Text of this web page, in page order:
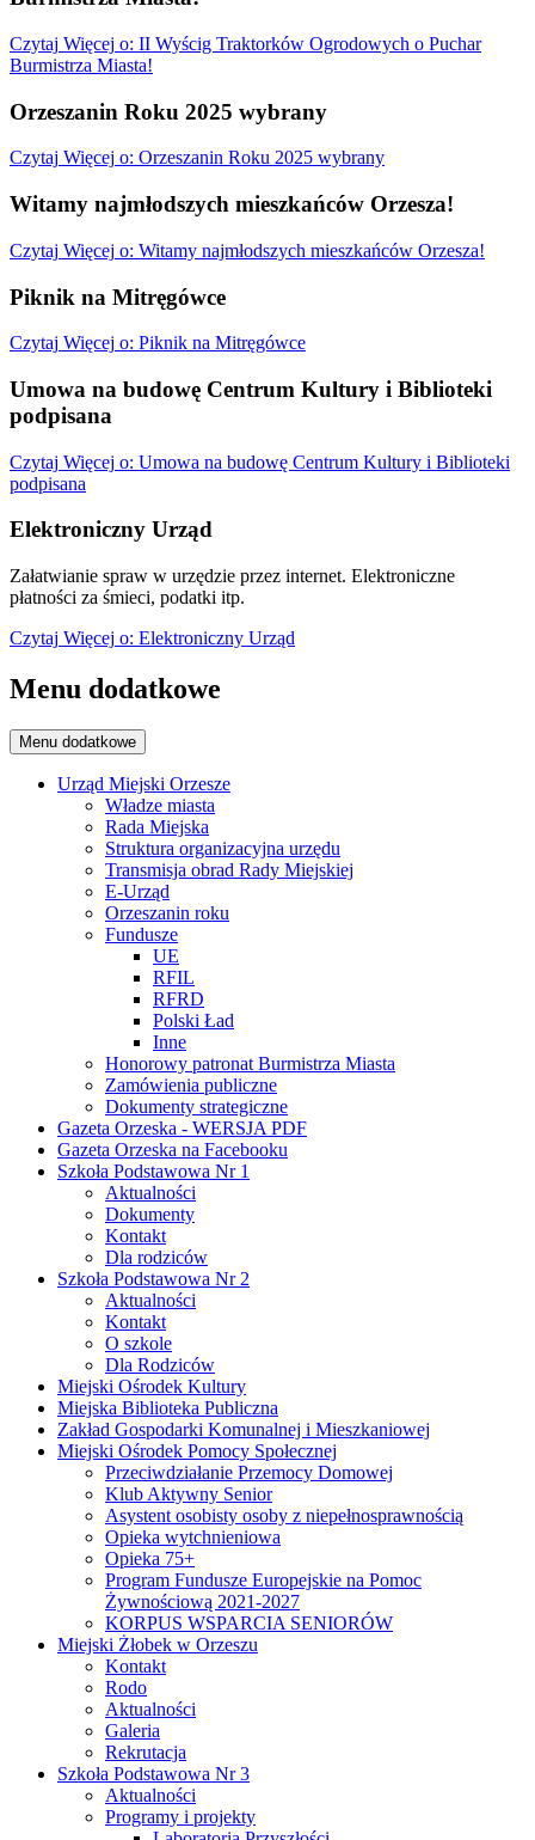
Czytaj Więcej o: II Wyścig Traktorków Ogrodowych o Puchar
Burmistrza Miasta!
Orzeszanin Roku 2025 wybrany
Czytaj Więcej o: Orzeszanin Roku 2025 wybrany
Witamy najmłodszych mieszkańców Orzesza!
Czytaj Więcej o: Witamy najmłodszych mieszkańców Orzesza!
Piknik na Mitręgówce
Czytaj Więcej o: Piknik na Mitręgówce
Umowa na budowę Centrum Kultury i Biblioteki
podpisana
Czytaj Więcej o: Umowa na budowę Centrum Kultury i Biblioteki
podpisana
Elektroniczny Urząd
Załatwianie spraw w urzędzie przez internet. Elektroniczne
płatności za śmieci, podatki itp.
Czytaj Więcej o: Elektroniczny Urząd
Menu dodatkowe
Menu dodatkowe
Urząd Miejski Orzesze
Władze miasta
Rada Miejska
Struktura organizacyjna urzędu
Transmisja obrad Rady Miejskiej
E-Urząd
Orzeszanin roku
Fundusze
UE
RFIL
RFRD
Polski Ład
Inne
Honorowy patronat Burmistrza Miasta
Zamówienia publiczne
Dokumenty strategiczne
Gazeta Orzeska - WERSJA PDF
Gazeta Orzeska na Facebooku
Szkoła Podstawowa Nr 1
Aktualności
Dokumenty
Kontakt
Dla rodziców
Szkoła Podstawowa Nr 2
Aktualności
Kontakt
O szkole
Dla Rodziców
Miejski Ośrodek Kultury
Miejska Biblioteka Publiczna
Zakład Gospodarki Komunalnej i Mieszkaniowej
Miejski Ośrodek Pomocy Społecznej
Przeciwdziałanie Przemocy Domowej
Klub Aktywny Senior
Asystent osobisty osoby z niepełnosprawnością
Opieka wytchnieniowa
Opieka 75+
Program Fundusze Europejskie na Pomoc
Żywnościową 2021-2027
KORPUS WSPARCIA SENIORÓW
Miejski Żłobek w Orzeszu
Kontakt
Rodo
Aktualności
Galeria
Rekrutacja
Szkoła Podstawowa Nr 3
Aktualności
Programy i projekty